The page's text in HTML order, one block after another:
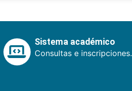
Sistema académico
Consultas e inscripciones.